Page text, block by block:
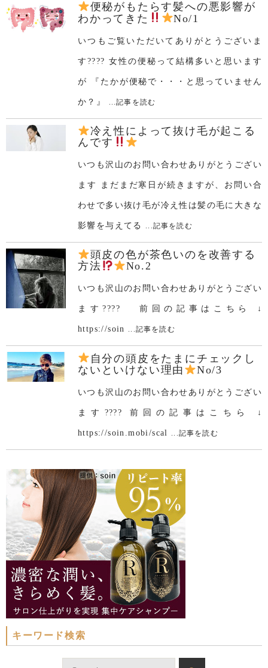
便秘がもたらす髪への悪影響が
わかってきた
No/1
いつもご覧いただいてありがとうございま
す???? 女性の便秘って結構多いと思います
が 『たかが便秘で・・・と思っていません
か？』 ...記事を読む
冷え性によって抜け毛が起こる
んです
いつも沢山のお問い合わせありがとうござい
ます まだまだ寒日が続きますが、お問い合
わせで多い抜け毛が冷え性は髪の毛に大きな
影響を与えてる ...記事を読む
頭皮の色が茶色いのを改善する
方法
No.2
いつも沢山のお問い合わせありがとうござい
ます???? 前回の記事はこちら ↓
https://soin ...記事を読む
自分の頭皮をたまにチェックし
ないといけない理由
No/3
いつも沢山のお問い合わせありがとうござい
ます???? 前回の記事はこちら ↓
https://soin.mobi/scal ...記事を読む
キーワード検索